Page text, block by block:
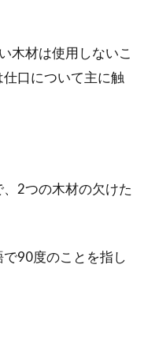
木材は使用しないこ
口について主に触
2つの木材の欠けた
90度のことを指し